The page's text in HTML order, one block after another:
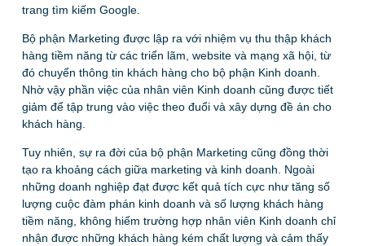
trang tìm kiếm Google.
Bộ phận Marketing được lập ra với nhiệm vụ thu thập khách
hàng tiềm năng từ các triển lãm, website và mạng xã hội, từ
đó chuyển thông tin khách hàng cho bộ phận Kinh doanh.
Nhờ vậy phần việc của nhân viên Kinh doanh cũng được tiết
giảm để tập trung vào việc theo đuổi và xây dựng đề án cho
khách hàng.
Tuy nhiên, sự ra đời của bộ phận Marketing cũng đồng thời
tạo ra khoảng cách giữa marketing và kinh doanh. Ngoài
những doanh nghiệp đạt được kết quả tích cực như tăng số
lượng cuộc đàm phán kinh doanh và số lượng khách hàng
tiềm năng, không hiếm trường hợp nhân viên Kinh doanh chỉ
nhận được những khách hàng kém chất lượng và cảm thấy